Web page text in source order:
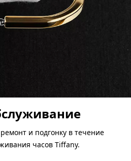
и подгонку в течение
часов Tiffany.